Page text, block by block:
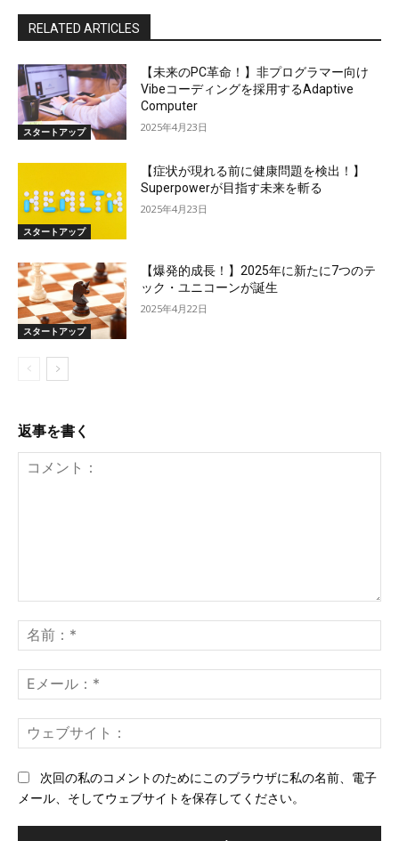
RELATED ARTICLES
スタートアップ
【未来のPC革命！】非プログラマー向け
Vibeコーディングを採用するAdaptive
Computer
2025年4月23日
スタートアップ
【症状が現れる前に健康問題を検出！】
Superpowerが目指す未来を斬る
2025年4月23日
スタートアップ
【爆発的成長！】2025年に新たに7つのテ
ック・ユニコーンが誕生
2025年4月22日
返事を書く
ン
ト：
前
*
メ
ー
*ェ
次回の私のコメントのためにこのブラウザに私の名前、電子
メール、そしてウェブサイトを保存してください。